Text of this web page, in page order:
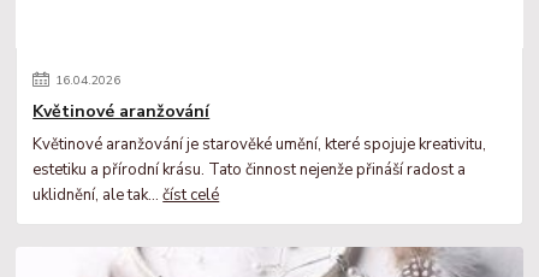
16.04.2026
Květinové aranžování
Květinové aranžování je starověké umění, které spojuje kreativitu,
estetiku a přírodní krásu. Tato činnost nejenže přináší radost a
uklidnění, ale tak...číst celé